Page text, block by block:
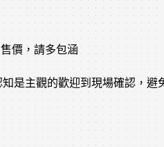
價，請多包涵
是主觀的歡迎到現場確認，避